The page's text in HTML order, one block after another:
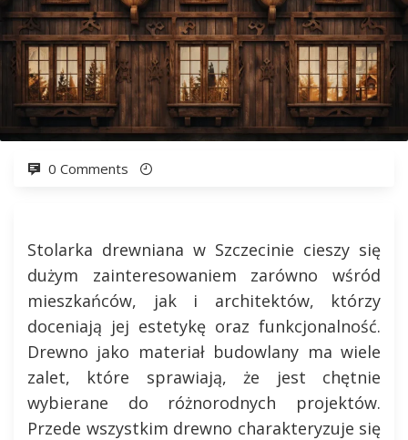
0 Comments
Stolarka drewniana w Szczecinie cieszy się
dużym zainteresowaniem zarówno wśród
mieszkańców, jak i architektów, którzy
doceniają jej estetykę oraz funkcjonalność.
Drewno jako materiał budowlany ma wiele
zalet, które sprawiają, że jest chętnie
wybierane do różnorodnych projektów.
Przede wszystkim drewno charakteryzuje się